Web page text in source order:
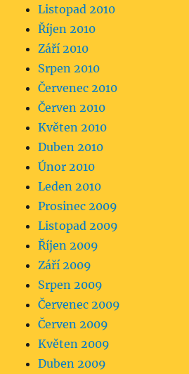
Listopad 2010
Říjen 2010
Září 2010
Srpen 2010
Červenec 2010
Červen 2010
Květen 2010
Duben 2010
Únor 2010
Leden 2010
Prosinec 2009
Listopad 2009
Říjen 2009
Září 2009
Srpen 2009
Červenec 2009
Červen 2009
Květen 2009
Duben 2009